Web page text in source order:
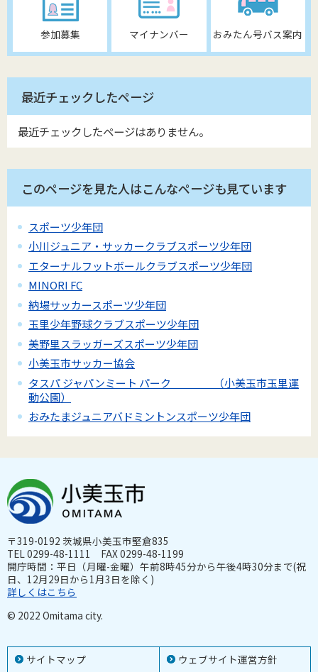
参加募集 マイナンバー おみたん号バス案内
最近チェックしたページ
最近チェックしたページはありません。
このページを見た人はこんなページも見ています
スポーツ少年団
小川ジュニア・サッカークラブスポーツ少年団
エターナルフットボールクラブスポーツ少年団
MINORI FC
納場サッカースポーツ少年団
玉里少年野球クラブスポーツ少年団
美野里スラッガーズスポーツ少年団
小美玉市サッカー協会
タスパ ジャパンミート パーク （小美玉市玉里運
動公園）
おみたまジュニアバドミントンスポーツ少年団
サイトマップ ウェブサイト運営方針
〒319-0192 茨城県小美玉市堅倉835
TEL 0299-48-1111 FAX 0299-48-1199
開庁時間：平日（月曜-金曜）午前8時45分から午後4時30分まで(祝
日、12月29日から1月3日を除く)
詳しくはこちら
© 2022 Omitama city.